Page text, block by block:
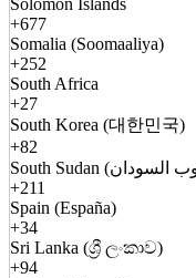
Solomon Islands
+677
Somalia (Soomaaliya)
+252
South Africa
+27
South Korea (대한민국)
+82
+211
Spain (España)
+34
Sri Lanka (ශ්‍රී ලංකාව)
+94